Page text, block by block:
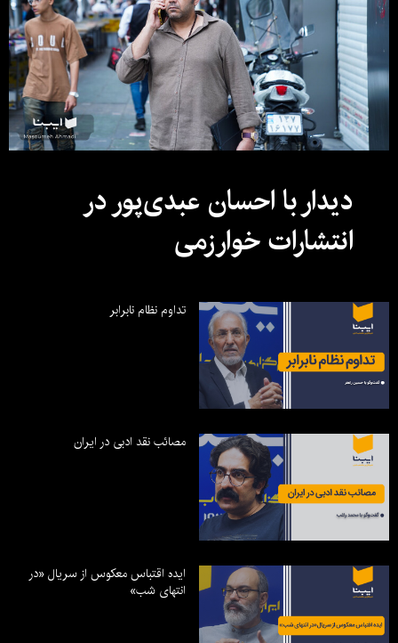
دیدار با احسان عبدی‌پور در
انتشارات خوارزمی
تداوم نظام نابرابر
مصائب نقد ادبی در ایران
ایده اقتباس معکوس از سریال «در
انتهای شب»